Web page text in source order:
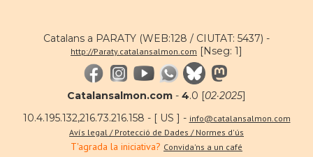
Catalans a PARATY (WEB:128 / CIUTAT: 5437) -
http://Paraty.catalansalmon.com [Nseg: 1]
Catalansalmon.com - 4.0 [02·2025]
10.4.195.132,216.73.216.158 - [ US ] - info@catalansalmon.com
Avís legal / Protecció de Dades / Normes d'ús
T'agrada la iniciativa? Convida'ns a un café